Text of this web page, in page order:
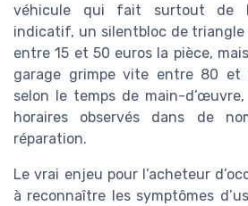
véhicule qui fait surtout de
indicatif, un silentbloc de
entre 15 et 50 euros la pièce,
garage grimpe vite entre 80 et
selon le temps de main-d’œuvre,
horaires observés dans de
réparation.
Le vrai enjeu pour l’acheteur
à reconnaître les symptômes